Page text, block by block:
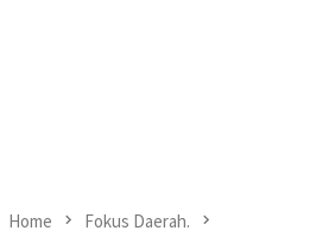
Home Fokus Daerah.